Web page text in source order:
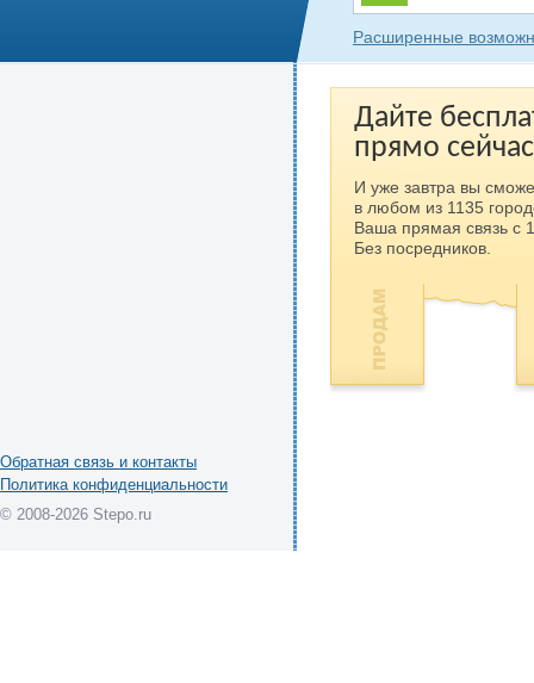
Расширенные
Дайте
прямо
И уже завтра вы
в любом из 1135
Ваша прямая связь с
Без посредников.
Обратная связь и контакты
Политика конфиденциальности
© 2008-2026 Stepo.ru